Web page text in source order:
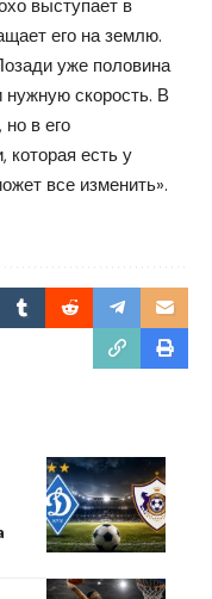
выступает в
его на землю.
уже половина
нужную скорость. В
в его
которая есть у
все изменить».